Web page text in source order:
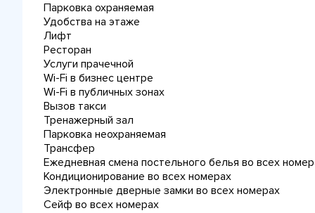
Парковка охраняемая
Удобства на этаже
Лифт
Ресторан
Услуги прачечной
Wi-Fi в бизнес центре
Wi-Fi в публичных зонах
Вызов такси
Тренажерный зал
Парковка неохраняемая
Трансфер
Ежедневная cмена постельного белья во всех
Кондиционирование во всех номерах
Электронные дверные замки во всех номерах
Сейф во всех номерах